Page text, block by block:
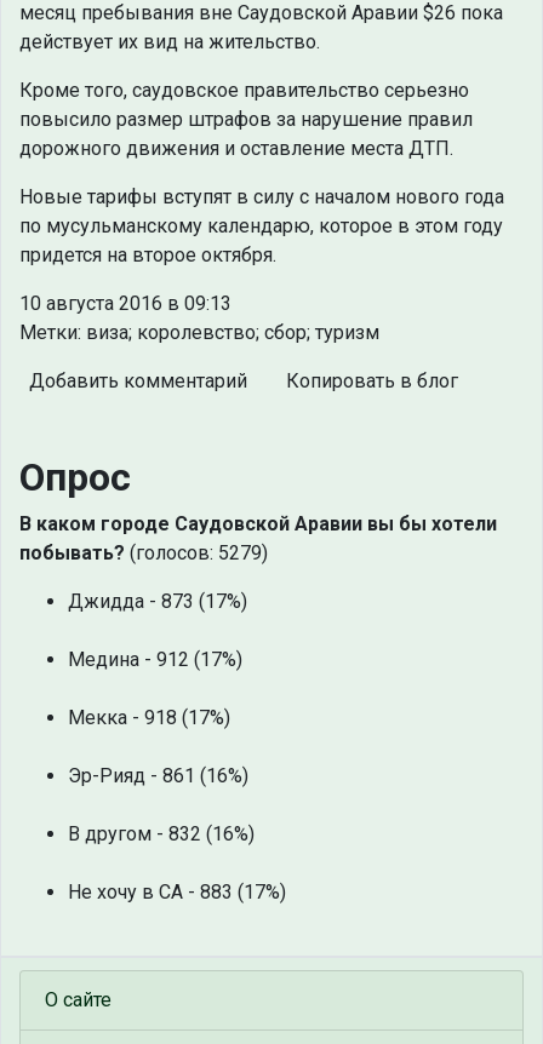
месяц пребывания вне Саудовской Аравии $26 пока
действует их вид на жительство.
Кроме того, саудовское правительство серьезно
повысило размер штрафов за нарушение правил
дорожного движения и оставление места ДТП.
Новые тарифы вступят в силу с началом нового года
по мусульманскому календарю, которое в этом году
придется на второе октября.
10 августа 2016 в 09:13
Метки: виза; королевство; сбор; туризм
Добавить комментарий Копировать в блог
Опрос
В каком городе Саудовской Аравии вы бы хотели
побывать? (голосов: 5279)
Джидда - 873 (17%)
Медина - 912 (17%)
Мекка - 918 (17%)
Эр-Рияд - 861 (16%)
В другом - 832 (16%)
Не хочу в СА - 883 (17%)
О сайте